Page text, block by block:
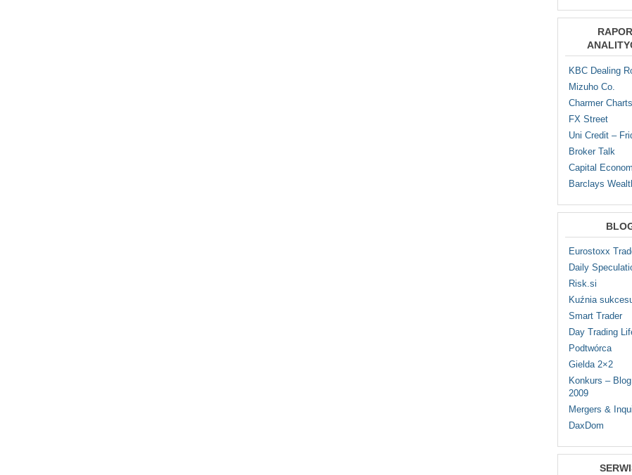
KBC Dealing
Mizuho Co.
Charmer Charts
FX Street
Uni Credit –
Broker Talk
Capital
Barclays
Eurostoxx
Daily
Risk.si
Kuźnia
Smart Trader
Day Trading
Podtwórca
Gielda 2×2
Konkurs –
2009
Mergers &
DaxDom